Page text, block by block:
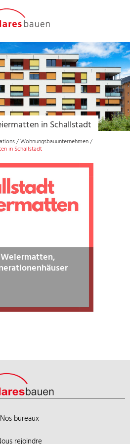
in Schallstadt
/Wohnungsbauunternehmen/
in Schallstadt
Nos bureaux
rejoindre